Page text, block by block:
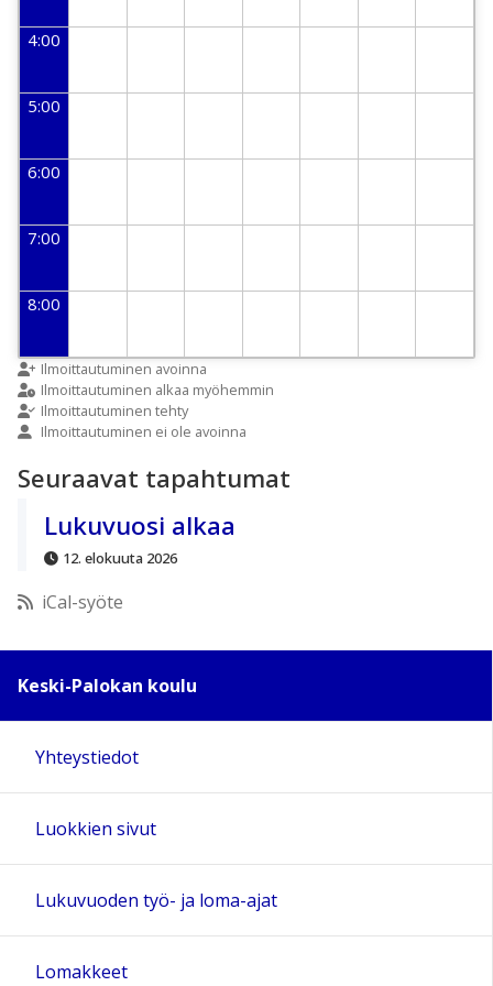
4:00
5:00
6:00
7:00
8:00
9:00
10:00
12:00
15:00
16:00
17:00
18:00
Ilmoittautuminen avoinna
Ilmoittautuminen alkaa myöhemmin
Ilmoittautuminen tehty
Ilmoittautuminen ei ole avoinna
Seuraavat tapahtumat
Lukuvuosi alkaa
12. elokuuta 2026
iCal-syöte
Keski-Palokan koulu
Yhteystiedot
Luokkien sivut
Lukuvuoden työ- ja loma-ajat
Lomakkeet